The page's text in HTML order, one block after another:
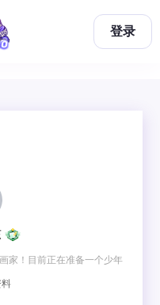
登录
家！目前正在准备一个少年
欢！